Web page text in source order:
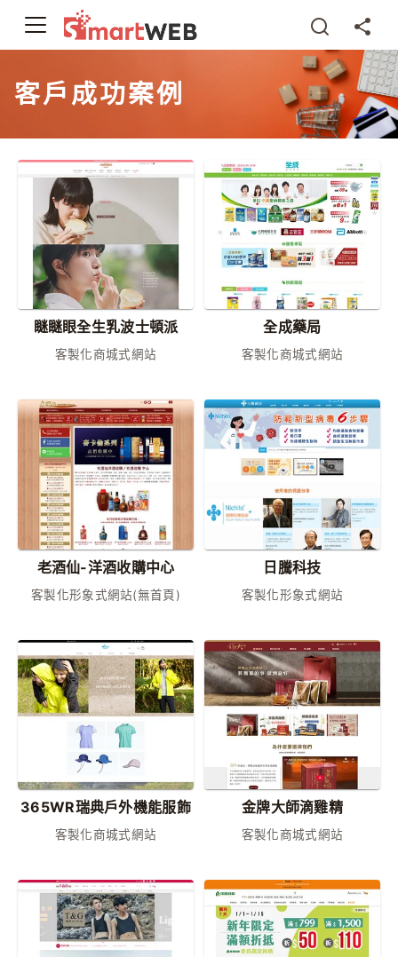
客戶成功案例
瞇瞇眼全生乳波士頓派
客製化商城式網站
全成藥局
客製化商城式網站
老酒仙-洋酒收購中心
客製化形象式網站(無首頁)
日騰科技
客製化形象式網站
365WR瑞典戶外機能服飾
客製化商城式網站
金牌大師滴雞精
客製化商城式網站